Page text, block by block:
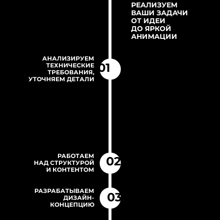
РЕАЛИЗУЕМ
ВАШИ ЗАДАЧИ
ОТ ИДЕИ
ДО ЯРКОЙ
АНИМАЦИИ
01
АНАЛИЗИРУЕМ
ТЕХНИЧЕСКИЕ
ТРЕБОВАНИЯ,
УТОЧНЯЕМ ДЕТАЛИ
02
РАБОТАЕМ
НАД СТРУКТУРОЙ
И КОНТЕНТОМ
03
РАЗРАБАТЫВАЕМ
ДИЗАЙН-
КОНЦЕПЦИЮ